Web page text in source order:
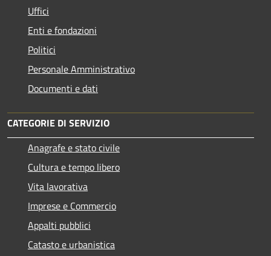
Uffici
Enti e fondazioni
Politici
Personale Amministrativo
Documenti e dati
CATEGORIE DI SERVIZIO
Anagrafe e stato civile
Cultura e tempo libero
Vita lavorativa
Imprese e Commercio
Appalti pubblici
Catasto e urbanistica